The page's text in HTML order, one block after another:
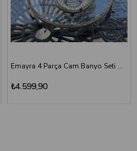
Emayra 4 Parça Cam Banyo Seti Antik
₺4.599,90